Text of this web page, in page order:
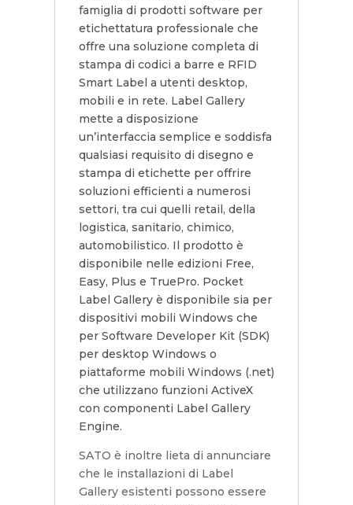
famiglia di prodotti software per
etichettatura professionale che
offre una soluzione completa di
stampa di codici a barre e RFID
Smart Label a utenti desktop,
mobili e in rete. Label Gallery
mette a disposizione
un’interfaccia semplice e soddisfa
qualsiasi requisito di disegno e
stampa di etichette per offrire
soluzioni efficienti a numerosi
settori, tra cui quelli retail, della
logistica, sanitario, chimico,
automobilistico. Il prodotto è
disponibile nelle edizioni Free,
Easy, Plus e TruePro. Pocket
Label Gallery è disponibile sia per
dispositivi mobili Windows che
per Software Developer Kit (SDK)
per desktop Windows o
piattaforme mobili Windows (.net)
che utilizzano funzioni ActiveX
con componenti Label Gallery
Engine.
SATO è inoltre lieta di annunciare
che le installazioni di Label
Gallery esistenti possono essere